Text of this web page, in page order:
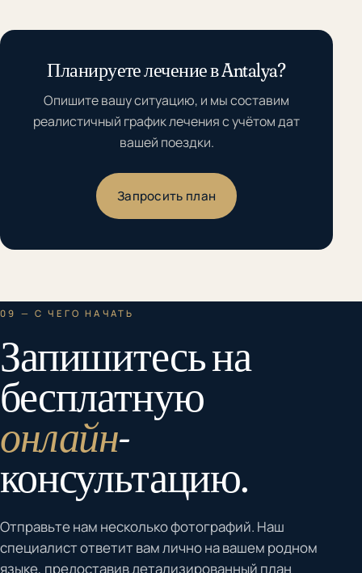
Планируете лечение в Antalya?
Опишите вашу ситуацию, и мы составим
реалистичный график лечения с учётом дат
вашей поездки.
Запросить план
09 — С ЧЕГО НАЧАТЬ
Запишитесь на
бесплатную
онлайн-
консультацию.
Отправьте нам несколько фотографий. Наш
специалист ответит вам лично на вашем родном
языке, предоставив детализированный план